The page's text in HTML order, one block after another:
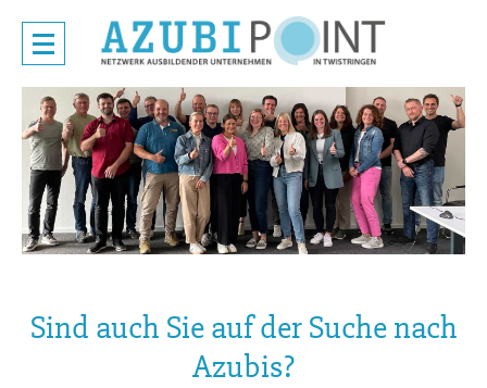
Sind auch Sie auf der Suche nach
Azubis?